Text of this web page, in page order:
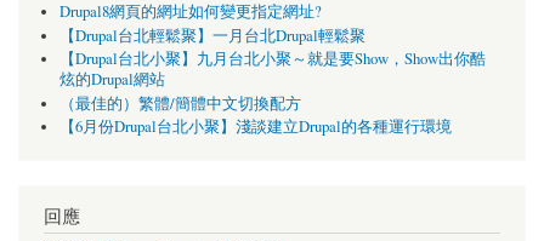
Drupal8網頁的網址如何變更指定網址?
【Drupal台北輕鬆聚】一月台北Drupal輕鬆聚
【Drupal台北小聚】九月台北小聚～就是要Show，Show出你酷
炫的Drupal網站
（最佳的）繁體/簡體中文切換配方
【6月份Drupal台北小聚】淺談建立Drupal的各種運行環境
回應